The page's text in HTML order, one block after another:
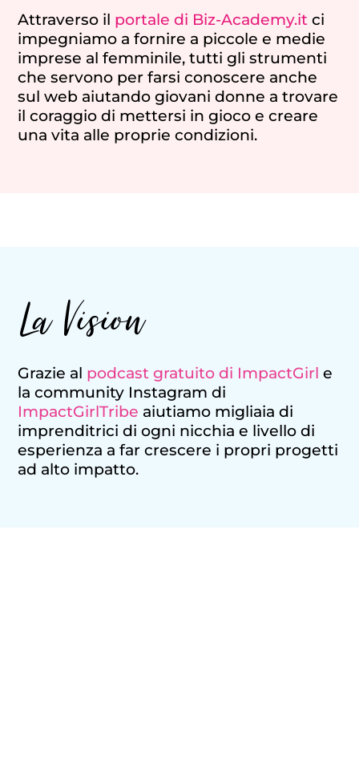
Attraverso il portale di Biz-Academy.it ci
impegniamo a fornire a piccole e medie
imprese al femminile, tutti gli strumenti
che servono per farsi conoscere anche
sul web aiutando giovani donne a trovare
il coraggio di mettersi in gioco e creare
una vita alle proprie condizioni.
La Vision
Grazie al podcast gratuito di ImpactGirl e
la community Instagram di
ImpactGirlTribe aiutiamo migliaia di
imprenditrici di ogni nicchia e livello di
esperienza a far crescere i propri progetti
ad alto impatto.